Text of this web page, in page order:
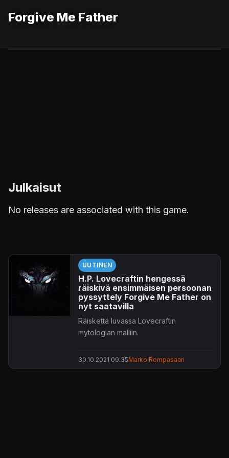
Forgive Me Father
Julkaisut
No releases are associated with this game.
UUTINEN
H.P. Lovecraftin hengessä
räiskivä ensimmäisen persoonan
pyssyttely Forgive Me Father on
nyt saatavilla
Räiskettä luvassa Lovecraftin
mytologian malliin.
30.10.2021 09.35Marko Rompasaari